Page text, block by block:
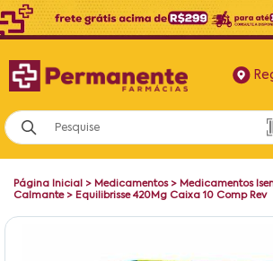
Página Inicial > Medicamentos> Medicamentos
Calmante> Equilibrisse 420Mg Caixa 10 Comp Rev